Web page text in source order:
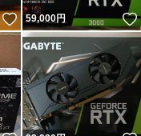
いいね！
59,000円